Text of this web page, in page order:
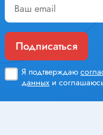
Подписаться
Я подтверждаю
данных и